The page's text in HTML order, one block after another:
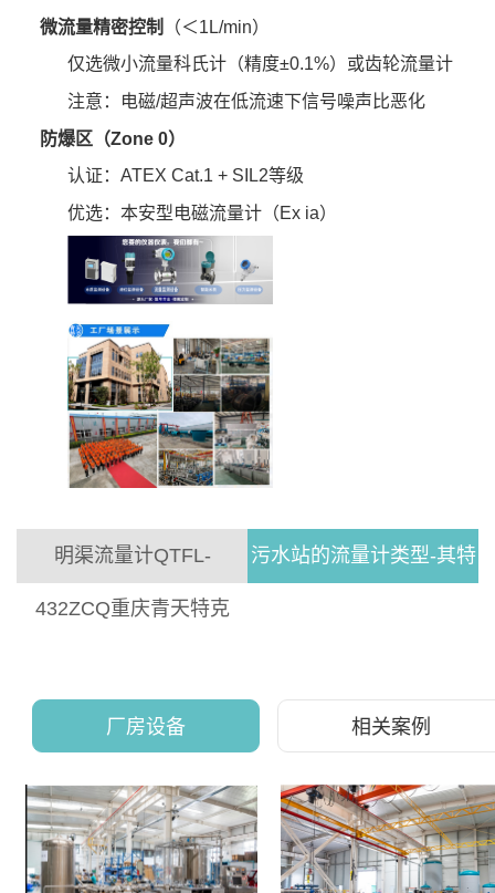
微流量精密控制
‌（＜1L/min）
仅选微小流量科氏计（精度±0.1%）或齿轮流量计
注意：电磁/超声波在低流速下信号噪声比恶化
防爆区（Zone 0）
认证：ATEX Cat.1 + SIL2等级
优选：本安型电磁流量计（Ex ia）
明渠流量计QTFL-
432ZCQ重庆青天特克
污水站的流量计类型-其特
厂房设备 相关案例